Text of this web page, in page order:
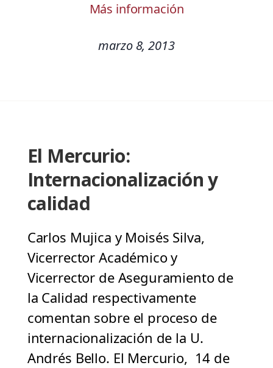
Más información
marzo 8, 2013
El Mercurio:
Internacionalización y
calidad
Carlos Mujica y Moisés Silva,
Vicerrector Académico y
Vicerrector de Aseguramiento de
la Calidad respectivamente
comentan sobre el proceso de
internacionalización de la U.
Andrés Bello. El Mercurio, 14 de